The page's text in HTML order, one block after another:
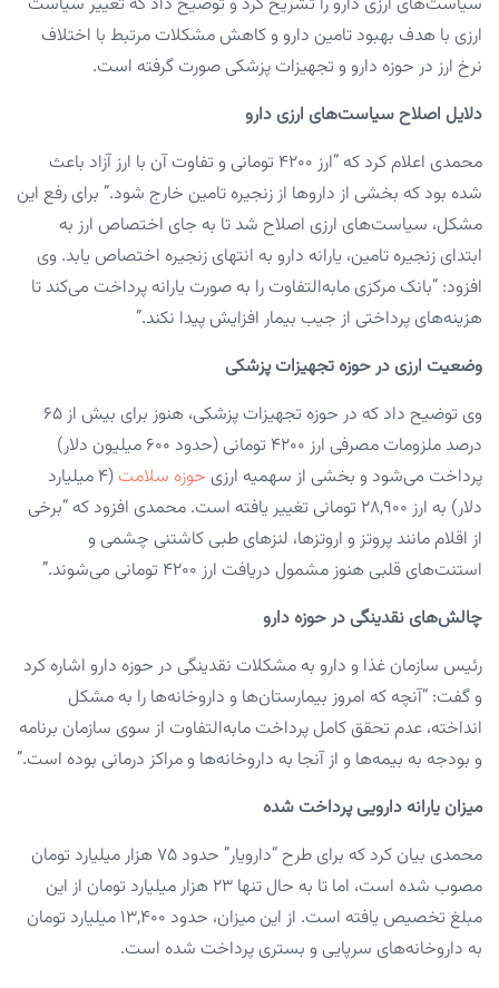
ارزی با هدف بهبود تامین دارو و کاهش مشکلات مرتبط با اختلاف
نرخ ارز در حوزه دارو و تجهیزات پزشکی صورت گرفته است.
دلایل اصلاح سیاست‌های ارزی دارو
محمدی اعلام کرد که “ارز ۴۲۰۰ تومانی و تفاوت آن با ارز آزاد باعث
شده بود که بخشی از داروها از زنجیره تامین خارج شود.” برای رفع این
مشکل، سیاست‌های ارزی اصلاح شد تا به جای اختصاص ارز به
ابتدای زنجیره تامین، یارانه دارو به انتهای زنجیره اختصاص یابد. وی
افزود: “بانک مرکزی مابه‌التفاوت را به صورت یارانه پرداخت می‌کند تا
هزینه‌های پرداختی از جیب بیمار افزایش پیدا نکند.”
وضعیت ارزی در حوزه تجهیزات پزشکی
وی توضیح داد که در حوزه تجهیزات پزشکی، هنوز برای بیش از ۶۵
درصد ملزومات مصرفی ارز ۴۲۰۰ تومانی (حدود ۶۰۰ میلیون دلار)
پرداخت می‌شود و بخشی از سهمیه ارزی حوزه سلامت
(۴ میلیارد
دلار) به ارز ۲۸,۹۰۰ تومانی تغییر یافته است. محمدی افزود که “برخی
از اقلام مانند پروتز و اروتزها، لنزهای طبی کاشتنی چشمی و
استنت‌های قلبی هنوز مشمول دریافت ارز ۴۲۰۰ تومانی می‌شوند.”
چالش‌های نقدینگی در حوزه دارو
رئیس سازمان غذا و دارو به مشکلات نقدینگی در حوزه دارو اشاره کرد
و گفت: “آنچه که امروز بیمارستان‌ها و داروخانه‌ها را به مشکل
انداخته، عدم تحقق کامل پرداخت مابه‌التفاوت از سوی سازمان برنامه
و بودجه به بیمه‌ها و از آنجا به داروخانه‌ها و مراکز درمانی بوده است.”
میزان یارانه دارویی پرداخت شده
محمدی بیان کرد که برای طرح “دارویار” حدود ۷۵ هزار میلیارد تومان
مصوب شده است، اما تا به حال تنها ۲۳ هزار میلیارد تومان از این
مبلغ تخصیص یافته است. از این میزان، حدود ۱۳,۴۰۰ میلیارد تومان
به داروخانه‌های سرپایی و بستری پرداخت شده است.